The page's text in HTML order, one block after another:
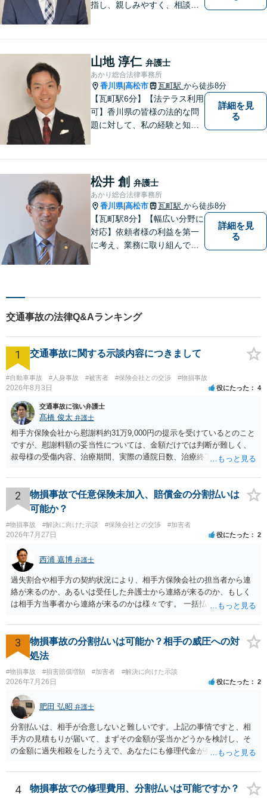
指し、親しみやすく、相談し
山地 淳仁 弁護士
あかり総合法律事務所
香川県|高松市 瓦町駅 から徒歩8分
【瓦町駅6分】【法テラス利用
可】香川県の皆様の法的な問
題に対して、私の経験と知識
い。少しでもお役に立てるよ
う全力でサポートいたしま
す。
詳細を見
る
松井 創 弁護士
あかり総合法律事務所
香川県|高松市 瓦町駅 から徒歩8分
【瓦町駅8分】【幅広い分野に
対応】依頼者様の利益を第一
に考え、業務に取り組んでお
事件・交通事故・不動産問題
など幅広く対応。即日対応も
可能。まずはお気軽にご相談
ください。
詳細を見
る
交通事故の法律Q&Aランキング
1 交通事故に関する示談内容につきまして
#自動車事故 #人身事故 #被害者 #保険会社との交渉 #物損事故
2026年8月3日 役にたった 4
交通事故に強い弁護士
髙橋 俊太 弁護士
相手方保険会社から慰謝料約31万9,000円の提示を受けているとのこと
ですが、慰謝料額の妥当性については、金額だけでは判断が難しく、
叔母様の受傷内容、治療期間、実際の通院日数、治療終了の経緯、後
確認する必要があります。保険会社から提示される慰謝料額について
は、弁護士が介入することにより増額を検討できる場合がありますの
で、以下の資料・情報を準備した上で、弁護士に個別に相談すること
をお勧めいたします。 ・相手方保険会社から届いている示談金額の提
示書類 ・叔母様の診断名、けがの内容 ・治療開始日及び治療終了日
・入院の有無、通院回数 ・現在も症状が残っているか ・叔母様ご本人
やご家族等が加入している保険に、今回の事故で利用できる弁護士費
用特約が付帯しているか なお、被害者は叔母様ご本人となりますの
で、弁護士が受任する場合には、叔母様ご本人の依頼意思等を確認す
る必要があります。日本語での十分な意思疎通が難しいとのことです
ので、そのあたりのご事情も踏まえて、依頼意思の確認方法等を検討
2
物損事故で任意保険未加入、賠償金の分割払いは
可能か？
#物損事故 #解決に向けた示談 #保険会社との交渉 #加害者
2026年7月27日 役にたった 2
西浦 嘉博 弁護士
過失割合や相手方の契約状況により、相手方保険会社の担当者から連
絡が来るのか、あるいは受任した弁護士から連絡が来るのか、もしく
は相手方当事者から連絡が来るのかは様々です。 一括払いや分割払い
金の支払いにつき、分割払いに合意すれば、和解は可能です。 他方で
合意しなければ和解できないことになります。 今後の見通しを知る為
に、交渉の方向性につき、最寄りの法律事務所で相談だけでもされる
ことも検討ください。
3
物損事故の分割払いは可能か？相手の威圧への対
処法
#物損事故 #損害賠償増額 #加害者 #解決に向けた示談
2026年7月26日 役にたった 2
肥田 弘昭 弁護士
分割払いは、相手が合意しないと難しいです。上記の事情ですと、相
手方の見積もりが届いて、まずその金額が妥当かどうかを検討し、そ
の金額に過失相殺をしたうえで、あなたにも修理代金が発生している
分割払いにしたいとの示談案を提案するのが良いかと思います。威圧
されるのであれば、斡旋、仲裁、民事調停を利用しては如何でしょう
4 物損事故での修理費用、分割払いは可能ですか？